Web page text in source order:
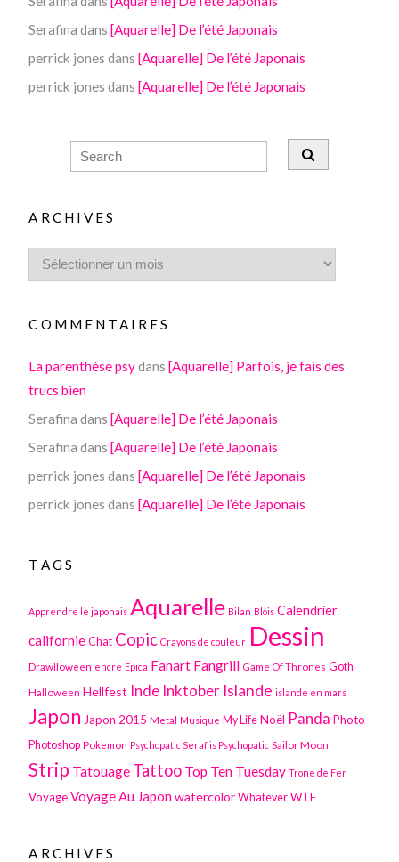
Serafina dans[Aquarelle] De l’été Japonais
perrick jones dans[Aquarelle] De l’été Japonais
perrick jones dans[Aquarelle] De l’été Japonais
ARCHIVES
COMMENTAIRES
La parenthèse psydans[Aquarelle] Parfois, je fais des
trucs bien
Serafina dans[Aquarelle] De l’été Japonais
Serafina dans[Aquarelle] De l’été Japonais
perrick jones dans[Aquarelle] De l’été Japonais
perrick jones dans[Aquarelle] De l’été Japonais
TAGS
Apprendre le japonais Aquarelle Bilan Blois Calendrier
californie Chat Copic Crayons de couleur Dessin
Drawlloween encre Epica Fanart Fangrill Game Of Thrones Goth
Halloween Hellfest Inde Inktober Islande islande en mars
Japon Japon 2015 Metal Musique My Life Noël Panda Photo
Photoshop Pokemon Psychopatic Seraf is Psychopatic Sailor Moon
Strip Tatouage Tattoo Top Ten Tuesday Trone de Fer
Voyage Voyage Au Japon watercolor Whatever WTF
ARCHIVES